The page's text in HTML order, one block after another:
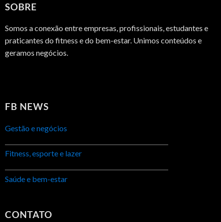
SOBRE
Somos a conexão entre empresas, profissionais, estudantes e
praticantes do fitness e do bem-estar. Unimos conteúdos e
geramos negócios.
FB NEWS
Gestão e negócios
Fitness, esporte e lazer
Saúde e bem-estar
CONTATO